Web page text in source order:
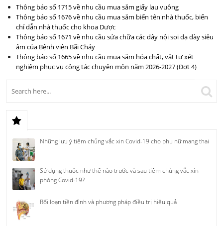
Thông báo số 1715 về nhu cầu mua sắm giấy lau vuông
Thông báo số 1676 về nhu cầu mua sắm biển tên nhà thuốc, biển
chỉ dẫn nhà thuốc cho khoa Dược
Thông báo số 1671 về nhu cầu sửa chữa các dây nội soi dạ dày siêu
âm của Bệnh viện Bãi Cháy
Thông báo số 1665 về nhu cầu mua sắm hóa chất, vật tư xét
nghiệm phục vụ công tác chuyên môn năm 2026-2027 (Đợt 4)
Những lưu ý tiêm chủng vắc xin Covid-19 cho phụ nữ mang thai
Sử dụng thuốc như thế nào trước và sau tiêm chủng vắc xin
phòng Covid-19?
Rối loạn tiền đình và phương pháp điều trị hiệu quả